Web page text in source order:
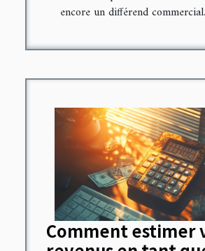
encore un différend
Comment estimer